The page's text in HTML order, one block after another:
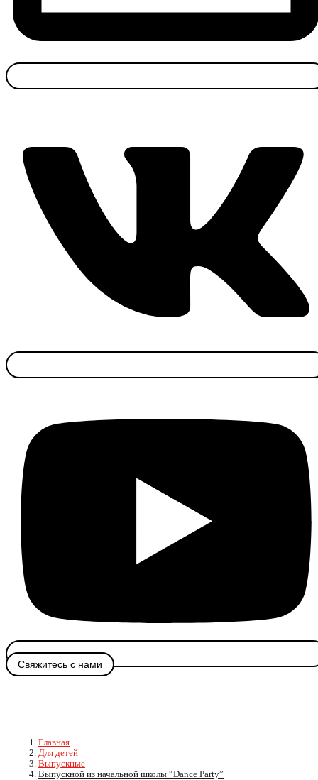
Свяжитесь с нами
Главная
Для детей
Выпускные
Выпускной из начальной школы “Dance Party”